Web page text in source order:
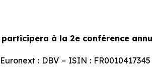
participera à la 2e conférence
: DBV – ISIN :